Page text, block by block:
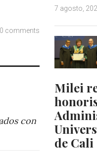
0 comments
con
7 agosto,
Milei
de Cali